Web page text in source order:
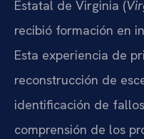
Estatal de Virginia (
recibió formación en
Esta experiencia de
reconstrucción de
identificación de
comprensión de los